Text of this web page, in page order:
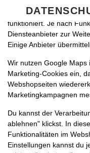
CHILI
benötigt, damit bei
funktioniert. Je nach
Diensteanbieter zur
Einige Anbieter
Wir nutzen Google
Marketing-Cookies ein,
Webshopseiten
Marketingkampagnen
Du kannst der
ablehnen" klickst. In
Funktionalitäten im
Einstellungen kannst du